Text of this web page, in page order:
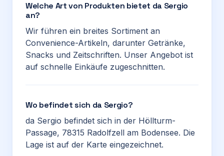
Welche Art von Produkten bietet da Sergio
an?
Wir führen ein breites Sortiment an
Convenience-Artikeln, darunter Getränke,
Snacks und Zeitschriften. Unser Angebot ist
auf schnelle Einkäufe zugeschnitten.
Wo befindet sich da Sergio?
da Sergio befindet sich in der Höllturm-
Passage, 78315 Radolfzell am Bodensee. Die
Lage ist auf der Karte eingezeichnet.